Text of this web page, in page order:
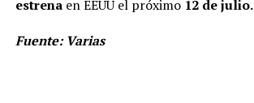
estrenaen EEUU el próximo12 de julio.
Fuente: Varias